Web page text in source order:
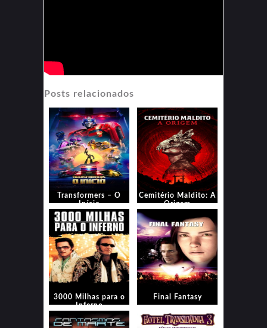
Posts relacionados
Transformers – O
Início
Cemitério Maldito: A
Origem
3000 Milhas para o
Inferno
Final Fantasy